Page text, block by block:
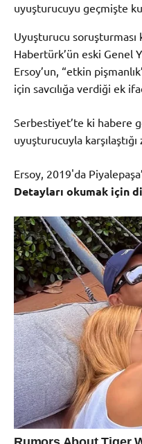
uyuşturucuyu geçmişte
Uyuşturucu soruşturması
Habertürk’ün eski Genel
Ersoy’un, “etkin
için savcılığa verdiği ek
Serbestiyet’te ki habere
uyuşturucuyla
Ersoy, 2019'da
Detayları okumak için